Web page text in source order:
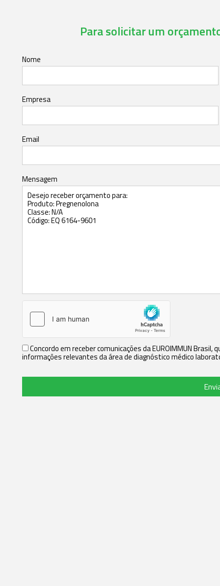
Para solicitar um
Nome
Empresa
Email
Mensagem
Concordo em receber comunicações da EUROIMMUN
informações relevantes da área de diagnóstico médico